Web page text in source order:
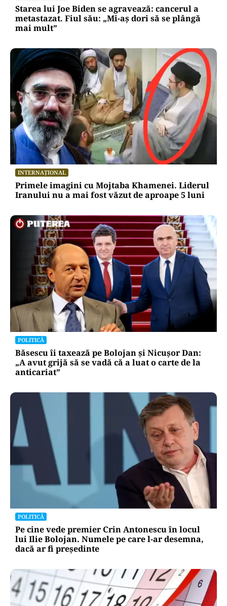
Starea lui Joe Biden se agravează: cancerul a
metastazat. Fiul său: „Mi-aș dori să se plângă
mai mult”
INTERNAȚIONAL
Primele imagini cu Mojtaba Khamenei. Liderul
Iranului nu a mai fost văzut de aproape 5 luni
POLITICĂ
Băsescu îi taxează pe Bolojan și Nicușor Dan:
„A avut grijă să se vadă că a luat o carte de la
anticariat”
POLITICĂ
Pe cine vede premier Crin Antonescu în locul
lui Ilie Bolojan. Numele pe care l-ar desemna,
dacă ar fi președinte